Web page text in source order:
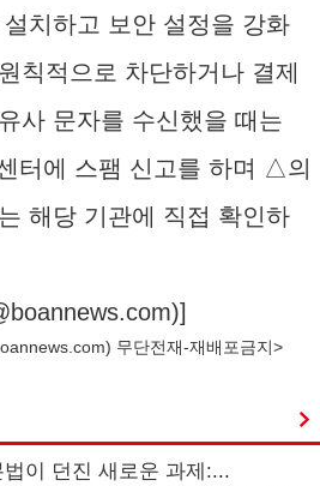
치하고 보안 설정을 강화
칙적으로 차단하거나 결제
사 문자를 수신했을 때는
터에 스팸 신고를 하며 △의
해당 기관에 직접 확인하
)]
) 무단전재-재배포금지>
이 던진 새로운 과제:...